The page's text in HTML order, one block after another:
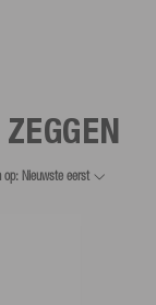
op: Nieuwste eerst